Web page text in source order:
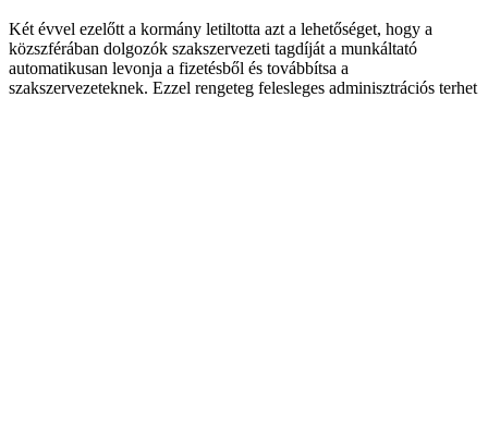
Két évvel ezelőtt a kormány letiltotta azt a lehetőséget, hogy a
közszférában dolgozók szakszervezeti tagdíját a munkáltató
automatikusan levonja a fizetésből és továbbítsa a
szakszervezeteknek. Ezzel rengeteg felesleges adminisztrációs terhet